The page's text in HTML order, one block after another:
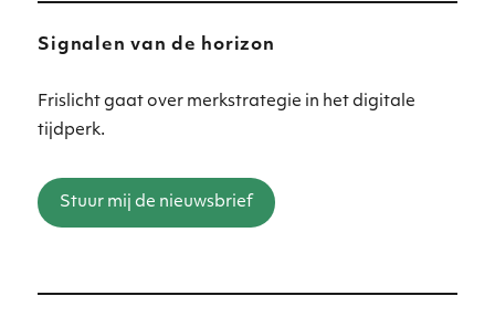
Signalen van de horizon
Frislicht gaat over merkstrategie in het digitale
tijdperk.
Stuur mij de nieuwsbrief